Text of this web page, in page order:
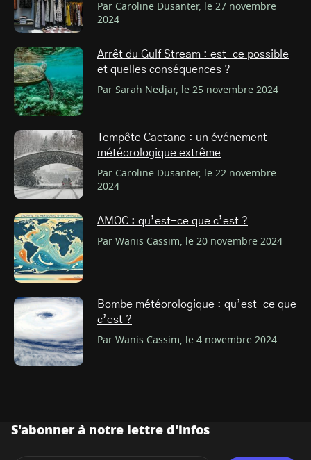
Par Caroline Dusanter, le 27 novembre
2024
Arrêt du Gulf Stream : est-ce possible
et quelles conséquences ?
Par Sarah Nedjar, le 25 novembre 2024
Tempête Caetano : un événement
météorologique extrême
Par Caroline Dusanter, le 22 novembre
2024
AMOC : qu’est-ce que c’est ?
Par Wanis Cassim, le 20 novembre 2024
Bombe météorologique : qu’est-ce que
c’est ?
Par Wanis Cassim, le 4 novembre 2024
S'abonner à notre lettre d'infos